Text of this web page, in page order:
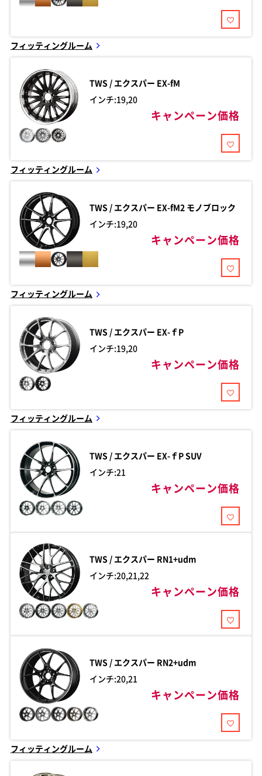
フィッティングルーム
TWS / エクスパー EX-fM
インチ:19,20
キャンペーン価格
フィッティングルーム
TWS / エクスパー EX-fM2 モノブロック
インチ:19,20
キャンペーン価格
フィッティングルーム
TWS / エクスパー EX-ｆP
インチ:19,20
キャンペーン価格
フィッティングルーム
TWS / エクスパー EX-ｆP SUV
インチ:21
キャンペーン価格
TWS / エクスパー RN1+udm
インチ:20,21,22
キャンペーン価格
TWS / エクスパー RN2+udm
インチ:20,21
キャンペーン価格
フィッティングルーム